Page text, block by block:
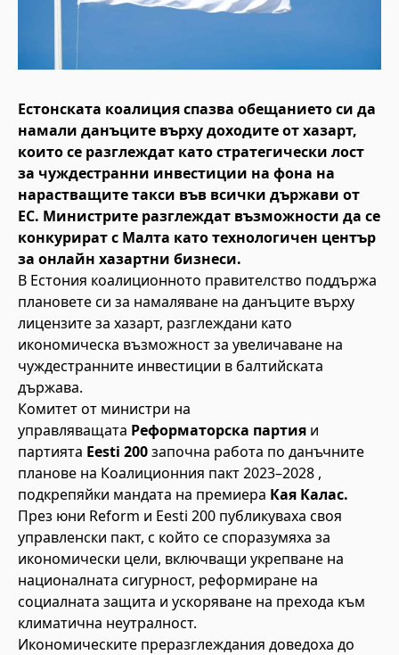
Естонската коалиция спазва обещанието си да
намали данъците върху доходите от хазарт,
които се разглеждат като стратегически лост
за чуждестранни инвестиции на фона на
нарастващите такси във всички държави от
ЕС. Министрите разглеждат възможности да се
конкурират с Малта като технологичен център
за онлайн хазартни бизнеси.
В Естония коалиционното правителство поддържа
плановете си за намаляване на данъците върху
лицензите за хазарт, разглеждани като
икономическа възможност за увеличаване на
чуждестранните инвестиции в балтийската
държава.
Комитет от министри на
управляващата Реформаторска партия и
партията Eesti 200започна работа по данъчните
планове на Коалиционния пакт 2023–2028 ,
подкрепяйки мандата на премиера Кая Калас.
През юни Reform и Eesti 200 публикуваха своя
управленски пакт, с който се споразумяха за
икономически цели, включващи укрепване на
националната сигурност, реформиране на
социалната защита и ускоряване на прехода към
климатична неутралност.
Икономическите преразглеждания доведоха до